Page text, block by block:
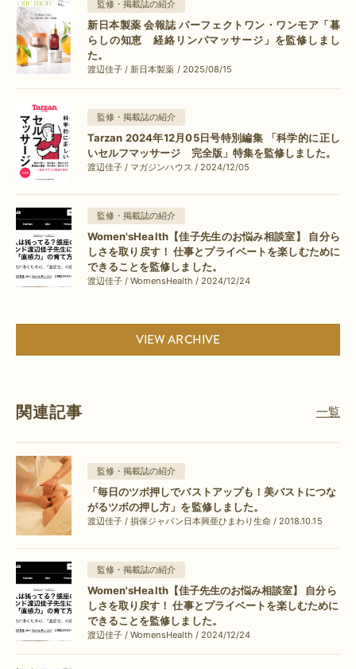
監修・掲載誌の紹介
新日本製薬 会報誌 パーフェクトワン・ワンモア「暮
らしの知恵 経絡リンパマッサージ」を監修しまし
た。
渡辺佳子 / 新日本製薬 / 2025/08/15
監修・掲載誌の紹介
Tarzan 2024年12月05日号特別編集 「科学的に正し
いセルフマッサージ 完全版」特集を監修しました。
渡辺佳子 / マガジンハウス / 2024/12/05
監修・掲載誌の紹介
Women'sHealth【佳子先生のお悩み相談室】 自分ら
しさを取り戻す！ 仕事とプライベートを楽しむために
できることを監修しました。
渡辺佳子 / WomensHealth / 2024/12/24
VIEW ARCHIVE
関連記事 一覧
監修・掲載誌の紹介
「毎日のツボ押しでバストアップも！美バストにつな
がるツボの押し方」を監修しました。
渡辺佳子 / 損保ジャパン日本興亜ひまわり生命 / 2018.10.15
監修・掲載誌の紹介
Women'sHealth【佳子先生のお悩み相談室】 自分ら
しさを取り戻す！ 仕事とプライベートを楽しむために
できることを監修しました。
渡辺佳子 / WomensHealth / 2024/12/24